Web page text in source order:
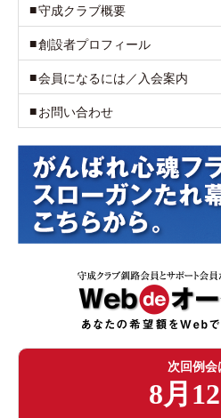
守成クラブ概要
創設者プロフィール
会員になるには／入会案内
お問い合わせ
次回例会
8月